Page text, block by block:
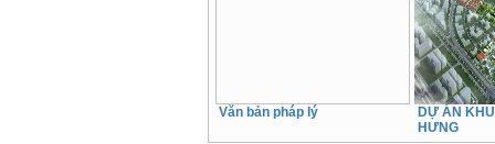
Văn bản pháp lý
DỰ ÁN
HƯNG